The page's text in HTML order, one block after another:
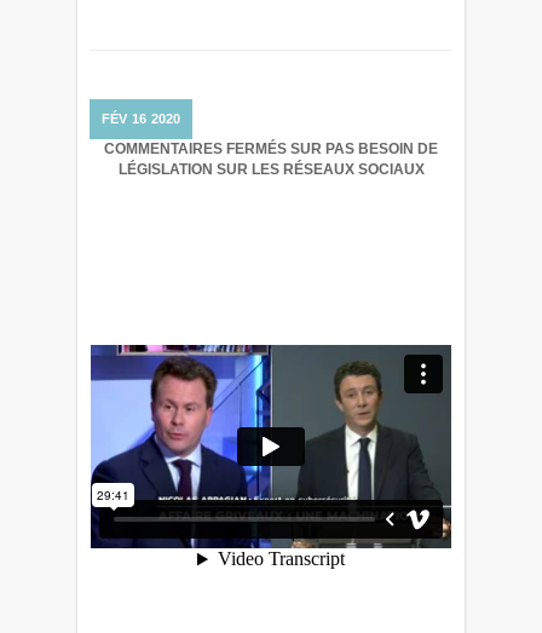
FÉV 16 2020
COMMENTAIRES FERMÉS SUR PAS BESOIN DE
LÉGISLATION SUR LES RÉSEAUX SOCIAUX